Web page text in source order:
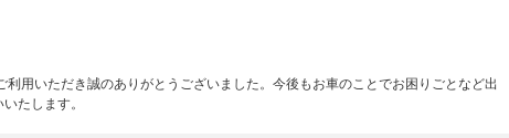
用いただき誠のありがとうございました。今後もお車のことでお困りごとなど出
たします。